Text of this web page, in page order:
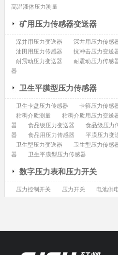
高温液体压力测量
矿用压力传感器变送器
深井用压力变送器 深井用压力传感
油田用压力传感器
抗冲击压力变送
耐震动压力变送器
耐震动压力传感
器
卫生平膜型压力传感器
卫生卡盘压力传感器 卡箍压力传感
粘稠介质测量
粘稠介质用压力变送
器
食品级压力变送器 食品级压力
器
食品用压力传感器 平膜压力变
卫生型压力变送器
卫生型压力传感
器
卫生平膜型压力传感器
数字压力表和压力开关
压力控制开关 压力开关 电池供